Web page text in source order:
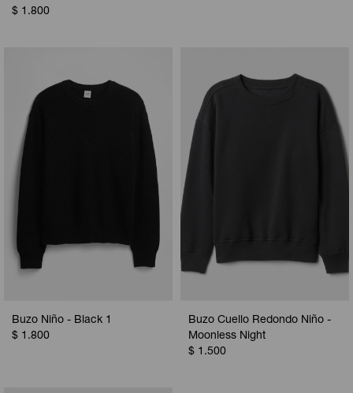
$ 1.800
Buzo Niño - Black 1
$ 1.800
Buzo Cuello Redondo Niño -
Moonless Night
$ 1.500